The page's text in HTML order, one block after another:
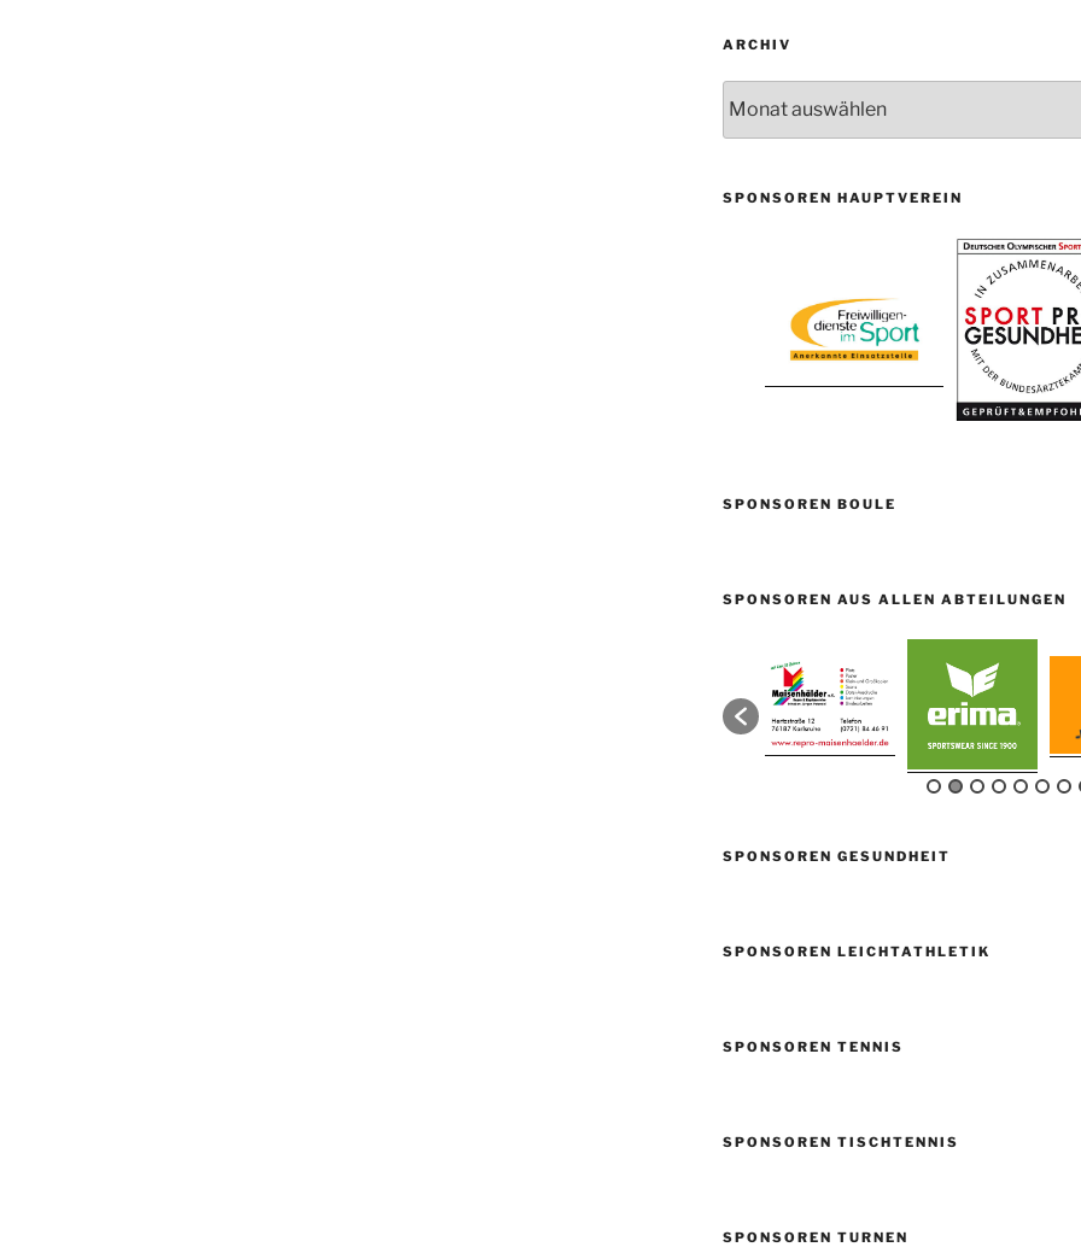
ARCHIV
SPONSOREN HAUPTVEREIN
SPONSOREN BOULE
SPONSOREN AUS ALLEN ABTEILUNGEN
SPONSOREN GESUNDHEIT
SPONSOREN LEICHTATHLETIK
SPONSOREN TENNIS
SPONSOREN TISCHTENNIS
SPONSOREN TURNEN